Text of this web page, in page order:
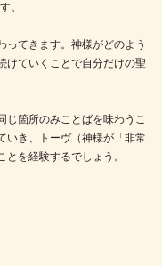
。
ってきます。神様がどのよう
けていくことで自分だけの聖
じ箇所のみことばを味わうこ
いき、トーヴ（神様が「非常
を経験するでしょう。